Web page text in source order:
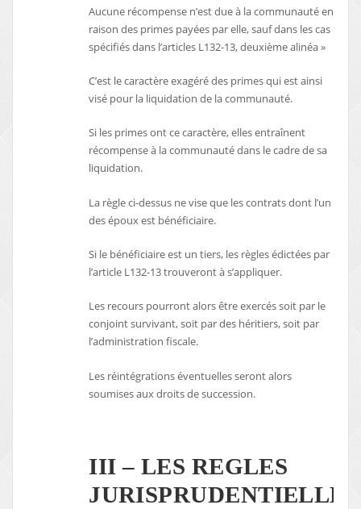
Aucune récompense n’est due à la communauté en
raison des primes payées par elle, sauf dans les cas
spécifiés dans l’articles L132-13, deuxième alinéa »
C’est le caractère exagéré des primes qui est ainsi
visé pour la liquidation de la communauté.
Si les primes ont ce caractère, elles entraînent
récompense à la communauté dans le cadre de sa
liquidation.
La règle ci-dessus ne vise que les contrats dont l’un
des époux est bénéficiaire.
Si le bénéficiaire est un tiers, les règles édictées par
l’article L132-13 trouveront à s’appliquer.
Les recours pourront alors être exercés soit par le
conjoint survivant, soit par des héritiers, soit par
l’administration fiscale.
Les réintégrations éventuelles seront alors
soumises aux droits de succession.
III – LES REGLES
JURISPRUDENTIELLES